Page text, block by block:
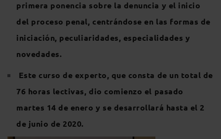
primera ponencia sobre la denuncia y el inicio
del proceso penal, centrándose en las formas de
iniciación, peculiaridades, especialidades y
novedades.
Este curso de experto, que consta de un total de
76 horas lectivas, dio comienzo el pasado
martes 14 de enero y se desarrollará hasta el 2
de junio de 2020.